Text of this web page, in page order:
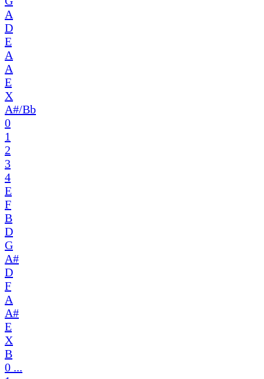
A
D
E
A
A
E
X
A#/Bb
0
1
2
3
4
E
F
B
D
G
A#
D
F
A
A#
E
X
B
0 ...